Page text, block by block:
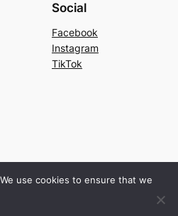
Social
Facebook
Instagram
TikTok
use cookies to ensure that we